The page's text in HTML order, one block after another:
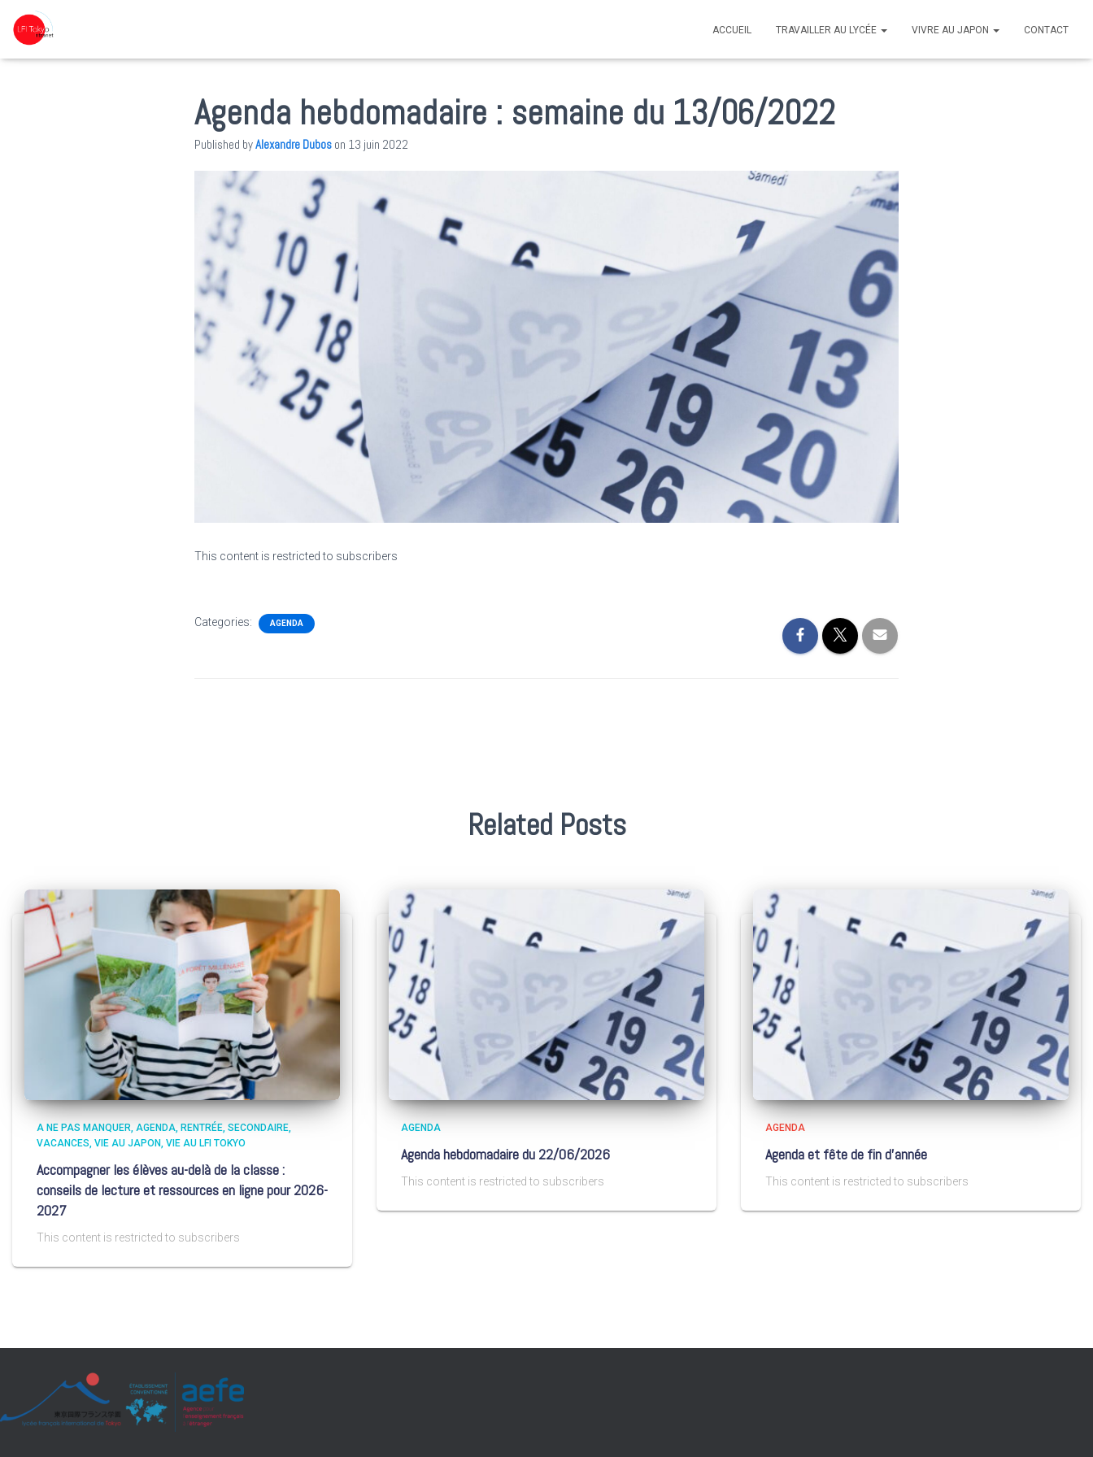
ACCUEIL TRAVAILLER AU LYCÉE VIVRE AU JAPON CONTACT
Agenda hebdomadaire : semaine du 13/06/2022
Published byAlexandre Dubos on 13 juin 2022
This content is restricted to subscribers
Categories: AGENDA
Related Posts
A NE PAS MANQUER AGENDA RENTRÉE SECONDAIRE
VACANCES VIE AU JAPON VIE AU LFI TOKYO
Accompagner les élèves au-delà de la classe :
conseils de lecture et ressources en ligne pour 2026-
2027
This content is restricted to subscribers
AGENDA
Agenda hebdomadaire du 22/06/2026
This content is restricted to subscribers
AGENDA
Agenda et fête de fin d’année
This content is restricted to subscribers